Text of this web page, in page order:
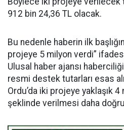
912 bin 24,36 TL olacak.
Bu nedenle haberin ilk
projeye 5 milyon verdi”
Ulusal haber ajansı
resmi destek tutarları esas
Ordu’da iki projeye yaklaşık
şeklinde verilmesi daha